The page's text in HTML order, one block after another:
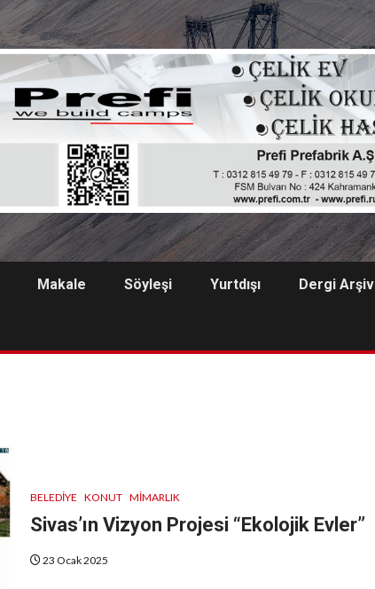
Makale Söyleşi Yurtdışı Dergi Arşiv
BELEDIYE KONUT MIMARLIK
Sivas’ın Vizyon Projesi “Ekolojik Evler”
23 Ocak 2025